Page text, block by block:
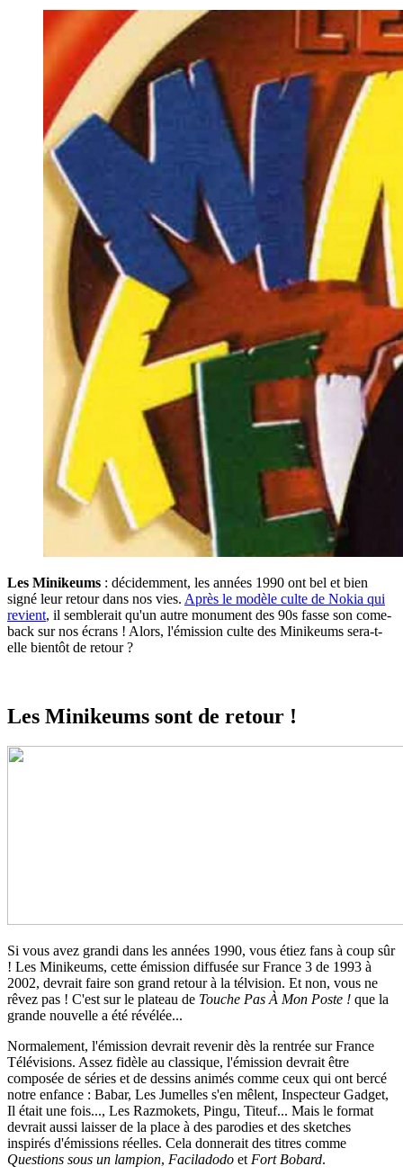
Les Minikeums : décidemment, les années 1990 ont bel et bien
signé leur retour dans nos vies. Après le modèle culte de Nokia qui
revient, il semblerait qu'un autre monument des 90s fasse son come-
back sur nos écrans ! Alors, l'émission culte des Minikeums sera-t-
elle bientôt de retour ?
Les Minikeums sont de retour !
Si vous avez grandi dans les années 1990, vous étiez fans à coup sûr
! Les Minikeums, cette émission diffusée sur France 3 de 1993 à
2002, devrait faire son grand retour à la télvision. Et non, vous ne
rêvez pas ! C'est sur le plateau de Touche Pas À Mon Poste ! que la
grande nouvelle a été révélée...
Normalement, l'émission devrait revenir dès la rentrée sur France
Télévisions. Assez fidèle au classique, l'émission devrait être
composée de séries et de dessins animés comme ceux qui ont bercé
notre enfance : Babar, Les Jumelles s'en mêlent, Inspecteur Gadget,
Il était une fois..., Les Razmokets, Pingu, Titeuf... Mais le format
devrait aussi laisser de la place à des parodies et des sketches
inspirés d'émissions réelles. Cela donnerait des titres comme
Questions sous un lampion, Faciladodo etFort Bobard.